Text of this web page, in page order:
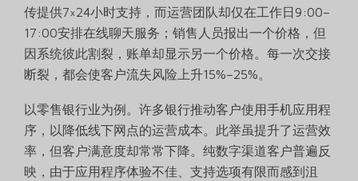
传提供7×24小时支持，而运营团队却仅在工作日9:00–
17:00安排在线聊天服务；销售人员报出一个价格，但
因系统彼此割裂，账单却显示另一个价格。每一次交接
断裂，都会使客户流失风险上升15%–25%。
以零售银行业为例。许多银行推动客户使用手机应用程
序，以降低线下网点的运营成本。此举虽提升了运营效
率，但客户满意度却常常下降。纯数字渠道客户普遍反
映，由于应用程序体验不佳、支持选项有限而感到沮